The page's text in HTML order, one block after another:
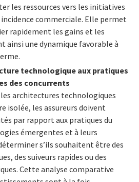
les ressources vers les initiatives
commerciale. Elle permet
rapidement les gains et les
ainsi une dynamique favorable à
technologique aux pratiques
des concurrents
architectures technologiques
isolée, les assureurs doivent
par rapport aux pratiques du
émergentes et à leurs
s’ils souhaitent être des
des suiveurs rapides ou des
Cette analyse comparative